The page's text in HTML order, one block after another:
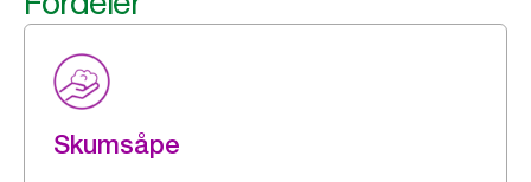
Skumsåpe